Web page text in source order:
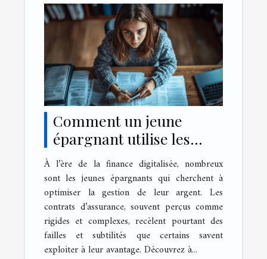
Comment un jeune
épargnant utilise les
failles des contrats
d'assurance ?
À l’ère de la finance digitalisée, nombreux
sont les jeunes épargnants qui cherchent à
optimiser la gestion de leur argent. Les
contrats d’assurance, souvent perçus comme
rigides et complexes, recèlent pourtant des
failles et subtilités que certains savent
exploiter à leur avantage. Découvrez à...